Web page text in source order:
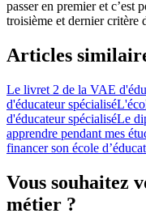
passer en premier et c’est
troisième et dernier critère
Articles
Le livret 2 de la VAE
d'éducateur spécialisé
d'éducateur spécialiséLe
apprendre pendant mes
financer son école
Vous souhaitez
métier ?